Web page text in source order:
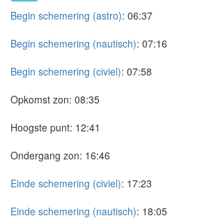
Begin schemering (astro): 06:37
Begin schemering (nautisch): 07:16
Begin schemering (civiel): 07:58
Opkomst zon: 08:35
Hoogste punt: 12:41
Ondergang zon: 16:46
Einde schemering (civiel): 17:23
Einde schemering (nautisch): 18:05